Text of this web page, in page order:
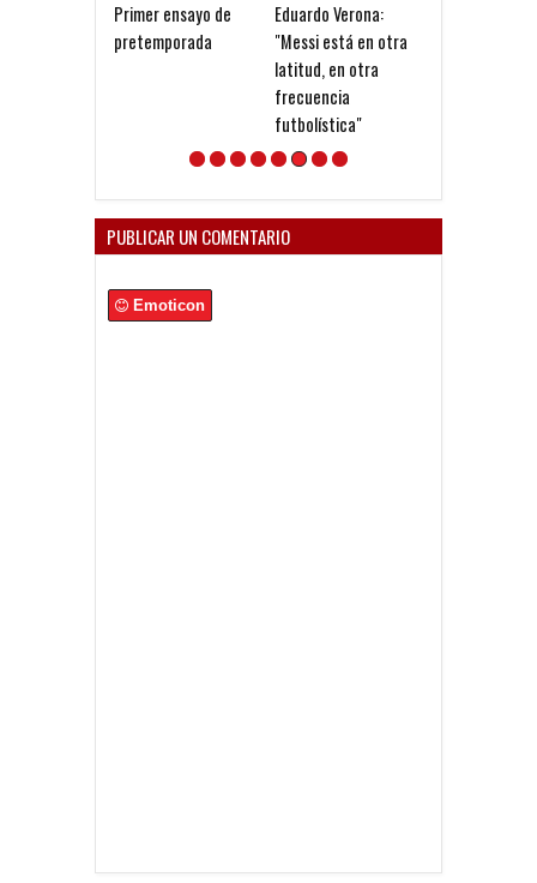
Primer ensayo de
pretemporada
Eduardo Verona:
"Messi está en otra
latitud, en otra
frecuencia
futbolística"
PUBLICAR UN COMENTARIO
Emoticon